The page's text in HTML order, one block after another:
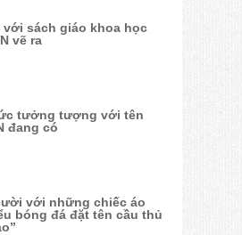
với sách giáo khoa học
vẽ ra
tưởng tượng với tên
đang có
với những chiếc áo
bóng đá đặt tên cầu thủ